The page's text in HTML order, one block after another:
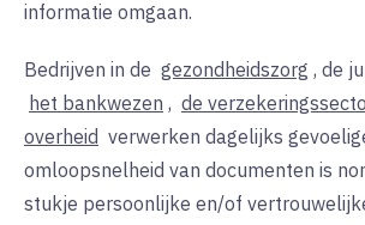
informatie omgaan.
Bedrijven in de gezondheidszorg , de
het bankwezen , de
overheid verwerken dagelijks
omloopsnelheid van documenten is
stukje persoonlijke en/of